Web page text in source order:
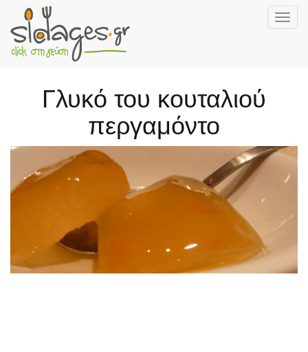
Skip
Γλυκό του κουταλιού
περγαμόντο